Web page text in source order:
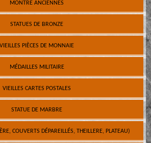
MONTRE ANCIENNES
STATUES DE BRONZE
VIEILLES PIÈCES DE MONNAIE
MÉDAILLES MILITAIRE
VIEILLES CARTES POSTALES
STATUE DE MARBRE
COUVERTS DÉPAREILLÉS, THEILLERE, PLATEAU)